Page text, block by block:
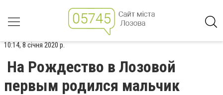
10:14, 8 січня 2020 р.
На Рождество в Лозовой
первым родился мальчик